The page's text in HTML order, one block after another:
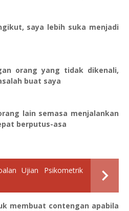
saya lebih suka menjadi
orang yang tidak dikenali,
buat saya
lain semasa menjalankan
berputus-asa
Ujian Psikometrik
membuat contengan apabila